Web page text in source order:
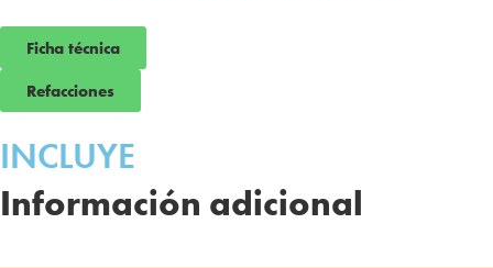
Ficha técnica
Refacciones
INCLUYE
Información adicional